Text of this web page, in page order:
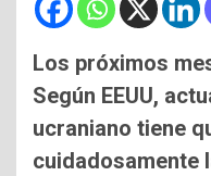
Los próximos
Según EEUU,
ucraniano tiene
cuidadosamente